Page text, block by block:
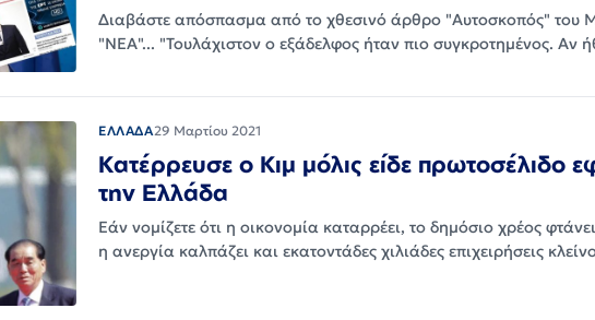
Διαβάστε απόσπασμα από το χθεσινό άρθρο "Αυτοσκοπός" του
"ΝΕΑ"... "Τουλάχιστον ο εξάδελφος ήταν πιο συγκροτημένος. Αν
ΕΛΛΑΔΑ29 Μαρτίου 2021
Κατέρρευσε ο Κιμ μόλις είδε πρωτοσέλιδο
την Ελλάδα
Εάν νομίζετε ότι η οικονομία καταρρέει, το δημόσιο χρέος
η ανεργία καλπάζει και εκατοντάδες χιλιάδες επιχειρήσεις